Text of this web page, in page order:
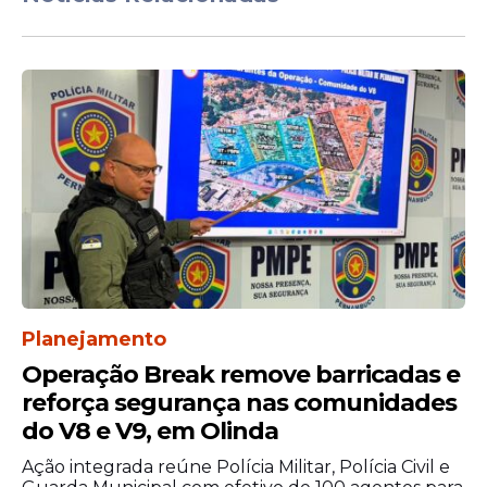
profissionais, garante mais profissionais nas
ruas, garante que a sociedade seja mais
assistida e isso é muito importante”,
pontuou.
Planejamento
Operação Break remove barricadas e
reforça segurança nas comunidades
do V8 e V9, em Olinda
Ação integrada reúne Polícia Militar, Polícia Civil e